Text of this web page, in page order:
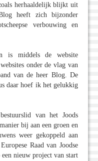
herhaaldelijk blijkt uit
heeft zich bijzonder
verbouwing en
is middels de website
onder de vlag van
van de heer Blog. De
daar hoef ik het gelukkig
van het Joods
bij aan een groen en
weer gekoppeld aan
Raad van Joodse
een nieuw project van start